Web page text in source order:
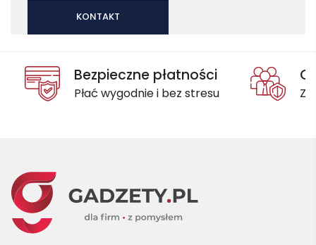
KONTAKT
Bezpieczne płatności
Płać wygodnie i bez stresu